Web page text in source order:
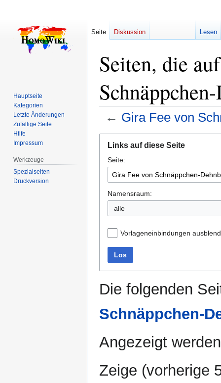
Seiten, die
← Gira Fee von
Navigation
springen
Suche
springen
Links auf diese Seite
Seite:
Namensraum:
alle
Vorlageneinbindungen
Los
Die folgenden
Schnäppchen-
Angezeigt
Zeige (vorherige
Seite Diskussion Lesen
Hauptseite
Kategorien
Letzte Änderungen
Zufällige Seite
Hilfe
Impressum
Werkzeuge
Spezialseiten
Druckversion